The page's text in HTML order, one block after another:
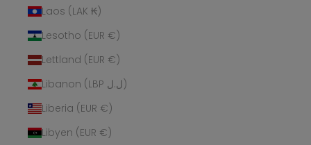
Laos (LAK ₭)
Lesotho (EUR €)
Lettland (EUR €)
Libanon (LBP ل.ل)
Liberia (EUR €)
Libyen (EUR €)